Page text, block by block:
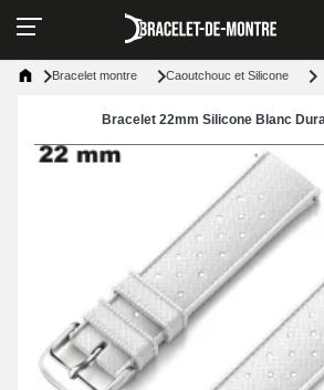
Bracelet montre Caoutchouc et Silicone
Bracelet 22mm Silicone Blanc